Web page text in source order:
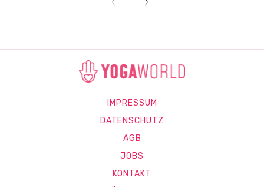
IMPRESSUM
DATENSCHUTZ
AGB
JOBS
KONTAKT